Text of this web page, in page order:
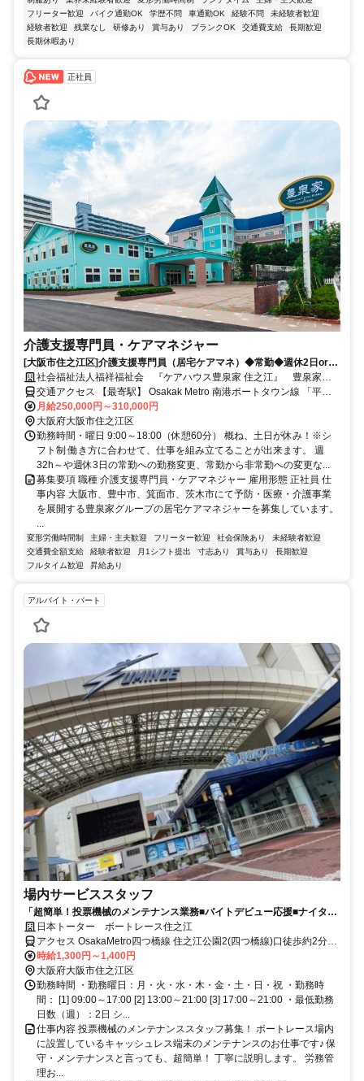
フリーター歓迎
バイク通勤OK 学歴不問 車通勤OK 経験不問
未経験者歓迎
経験者歓迎
残業なし 研修あり 賞与あり ブランクOK 交通費支給
長期歓迎
長期休暇あり
正社員
介護支援専門員・ケアマネジャー
[大阪市住之江区]介護支援専門員（居宅ケアマネ）◆常勤◆週休2日or週
休3日の選択可！
社会福祉法人福祥福祉会 『ケアハウス豊泉家 住之江』 豊泉家グ
ループ
交通アクセス 【最寄駅】 Osakak Metro 南港ポートタウン線 「平
林」駅より徒歩5分 Osakak Metro 四ツ橋線 「住之江公園」駅より徒
歩15分 ※マイカー通勤OK ※バイク・自転車通勤OK
月給250,000円～310,000円
大阪府大阪市住之江区
勤務時間・曜日 9:00～18:00（休憩60分） 概ね、土日が休み！※シ
フト制 働き方に合わせて、仕事を組み立てることが出来ます。 週
32h～や週休3日の常勤への勤務変更、常勤から非常勤への変更な...
募集要項 職種 介護支援専門員・ケアマネジャー 雇用形態 正社員 仕
事内容 大阪市、豊中市、箕面市、茨木市にて予防・医療・介護事業
を展開する豊泉家グループの居宅ケアマネジャーを募集しています。
...
変形労働時間制 主婦・主夫歓迎 フリーター歓迎 社会保険あり
未経験者歓迎
交通費全額支給
経験者歓迎 月1シフト提出 寸志あり 賞与あり
長期歓迎
フルタイム歓迎
昇給あり
アルバイト・パート
場内サービススタッフ
「超簡単！投票機械のメンテナンス業務■バイトデビュー応援■ナイター
手当あり」【ご応募はWebのみ受け付けています。】
日本トーター ボートレース住之江
アクセス OsakaMetro四つ橋線 住之江公園2(四つ橋線)口徒歩約2分、
OsakaMetro南港ポートタウン線 住之江公園2(四つ橋線)口徒歩約2
分、OsakaMetro南港ポートタウン線 平林（大阪府）1番口徒歩約14
分
時給1,300円～1,400円
大阪府大阪市住之江区
勤務時間 ・勤務曜日：月・火・水・木・金・土・日・祝 ・勤務時
間： [1] 09:00～17:00 [2] 13:00～21:00 [3] 17:00～21:00 ・最低勤務
日数（週）：2日 シ...
仕事内容 投票機械のメンテナンススタッフ募集！ ボートレース場内
に設置しているキャッシュレス端末のメンテナンスのお仕事です♪ 保
守・メンテナンスと言っても、超簡単！ 丁寧に説明します。 労務管
理お...